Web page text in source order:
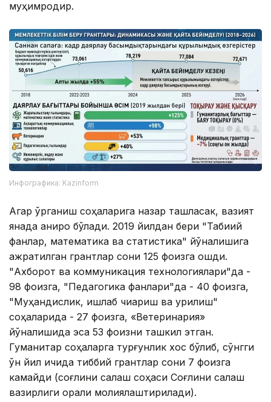
муҳимроқдир.
Инфографика: Kazinform
Агар ўрганиш соҳаларига назар ташласак, вазият
янада аниқроқ бўлади. 2019 йилдан бери "Табиий
фанлар, математика ва статистика" йўналишига
ажратилган грантлар сони 125 фоизга ошди.
"Ахборот ва коммуникация технологиялари"да -
98 фоизга, "Педагогика фанлари"да - 40 фоизга,
"Муҳандислик, ишлаб чиқариш ва қурилиш"
соҳаларида - 27 фоизга, «Ветеринария»
йўналишида эса 53 фоизни ташкил этган.
Гуманитар соҳаларга турғунлик хос бўлиб, сўнгги
ўн йил ичида тиббий грантлар сони 7 фоизга
камайди (соғлиқни сақлаш соҳаси Соғлиқни сақлаш
вазирлиги орқали молиялаштирилади).